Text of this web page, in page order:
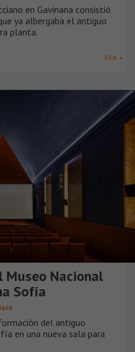
en Gavinana consistió
ya albergaba el antiguo
planta.
VER +
Museo Nacional
Sofía
del antiguo
en una nueva sala para